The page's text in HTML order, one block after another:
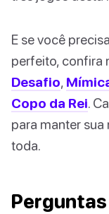
E se você
perfeito, confira
Desafio,
Copo da Rei.
para manter
toda.